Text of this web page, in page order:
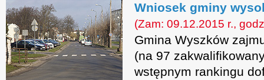
Wniosek gminy
(Zam: 09.12.2015 r.,
Gmina Wyszków
(na 97
wstępnym rankingu